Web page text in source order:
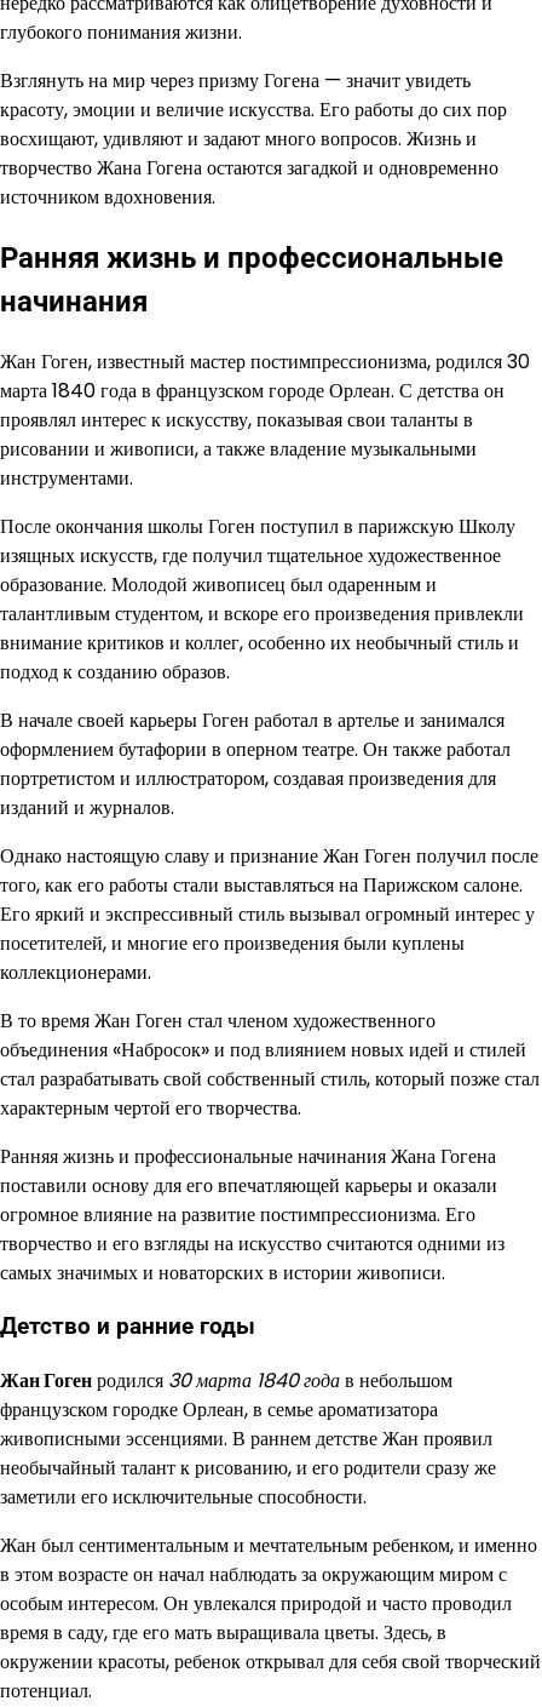
глубокого понимания жизни.
Взглянуть на мир через призму Гогена — значит увидеть
красоту, эмоции и величие искусства. Его работы до сих пор
восхищают, удивляют и задают много вопросов. Жизнь и
творчество Жана Гогена остаются загадкой и одновременно
источником вдохновения.
Ранняя жизнь и профессиональные
начинания
Жан Гоген, известный мастер постимпрессионизма, родился 30
марта 1840 года в французском городе Орлеан. С детства он
проявлял интерес к искусству, показывая свои таланты в
рисовании и живописи, а также владение музыкальными
инструментами.
После окончания школы Гоген поступил в парижскую Школу
изящных искусств, где получил тщательное художественное
образование. Молодой живописец был одаренным и
талантливым студентом, и вскоре его произведения привлекли
внимание критиков и коллег, особенно их необычный стиль и
подход к созданию образов.
В начале своей карьеры Гоген работал в артелье и занимался
оформлением бутафории в оперном театре. Он также работал
портретистом и иллюстратором, создавая произведения для
изданий и журналов.
Однако настоящую славу и признание Жан Гоген получил после
того, как его работы стали выставляться на Парижском салоне.
Его яркий и экспрессивный стиль вызывал огромный интерес у
посетителей, и многие его произведения были куплены
коллекционерами.
В то время Жан Гоген стал членом художественного
объединения «Набросок» и под влиянием новых идей и стилей
стал разрабатывать свой собственный стиль, который позже стал
характерным чертой его творчества.
Ранняя жизнь и профессиональные начинания Жана Гогена
поставили основу для его впечатляющей карьеры и оказали
огромное влияние на развитие постимпрессионизма. Его
творчество и его взгляды на искусство считаются одними из
самых значимых и новаторских в истории живописи.
Детство и ранние годы
Жан Гогенродился 30 марта 1840 годав небольшом
французском городке Орлеан, в семье ароматизатора
живописными эссенциями. В раннем детстве Жан проявил
необычайный талант к рисованию, и его родители сразу же
заметили его исключительные способности.
Жан был сентиментальным и мечтательным ребенком, и именно
в этом возрасте он начал наблюдать за окружающим миром с
особым интересом. Он увлекался природой и часто проводил
время в саду, где его мать выращивала цветы. Здесь, в
окружении красоты, ребенок открывал для себя свой творческий
потенциал.